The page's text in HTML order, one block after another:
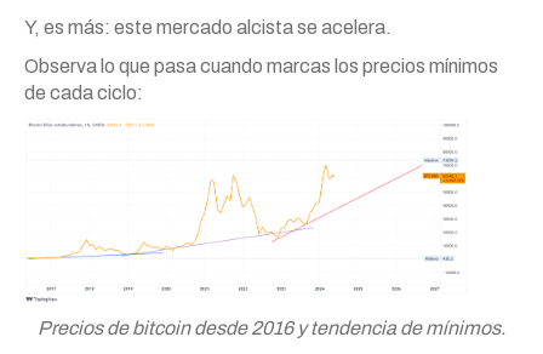
Y, es más: este mercado alcista se acelera.
Observa lo que pasa cuando marcas los precios mínimos
de cada ciclo:
Precios de bitcoin desde 2016 y tendencia de mínimos.